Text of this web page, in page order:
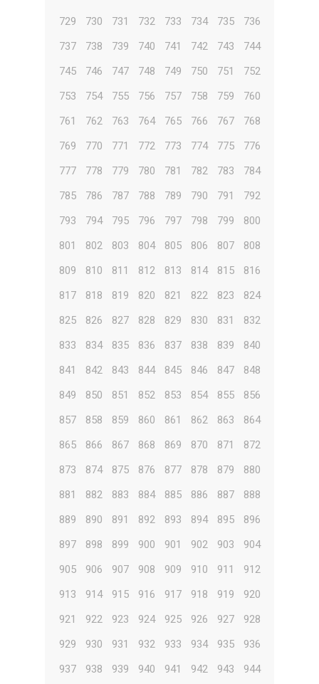
729
730 731 732 733 734 735
736
737
738 739 740 741 742 743
744
745
746 747 748 749 750 751
752
753
754 755 756 757 758 759
760
761
762 763 764 765 766 767
768
769
770 771 772 773 774 775
776
777
778 779 780 781 782 783
784
785
786 787 788 789 790 791
792
793
794 795 796 797 798 799
800
801
802 803 804 805 806 807
808
809
810 811 812 813 814 815
816
817
818 819 820 821 822 823
824
825
826 827 828 829 830 831
832
833
834 835 836 837 838 839
840
841
842 843 844 845 846 847
848
849
850 851 852 853 854 855
856
857
858 859 860 861 862 863
864
865
866 867 868 869 870 871
872
873
874 875 876 877 878 879
880
881
882 883 884 885 886 887
888
889
890 891 892 893 894 895
896
897
898 899 900 901 902 903
904
905
906 907 908 909 910 911
912
913
914 915 916 917 918 919
920
921
922 923 924 925 926 927
928
929
930 931 932 933 934 935
936
937
938 939 940 941 942 943
944